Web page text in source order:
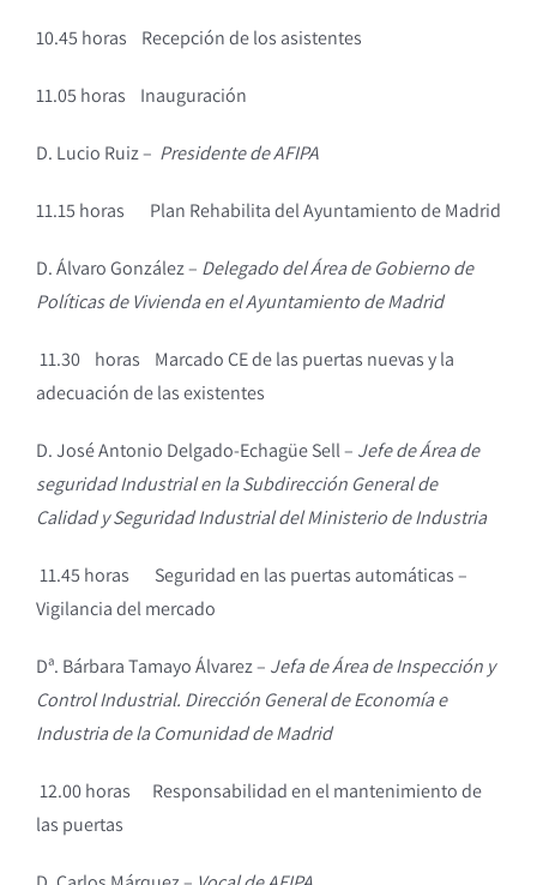
10.45 horas Recepción de los asistentes
11.05 horas Inauguración
D. Lucio Ruiz – Presidente de AFIPA
11.15 horas Plan Rehabilita del Ayuntamiento de Madrid
D. Álvaro González – Delegado del Área de Gobierno de
Políticas de Vivienda en el Ayuntamiento de Madrid
11.30 horas Marcado CE de las puertas nuevas y la
adecuación de las existentes
D. José Antonio Delgado-Echagüe Sell – Jefe de Área de
seguridad Industrial en la Subdirección General de
Calidad y Seguridad Industrial del Ministerio de Industria
11.45 horas Seguridad en las puertas automáticas –
Vigilancia del mercado
Dª. Bárbara Tamayo Álvarez – Jefa de Área de Inspección y
Control Industrial. Dirección General de Economía e
Industria de la Comunidad de Madrid
12.00 horas Responsabilidad en el mantenimiento de
las puertas